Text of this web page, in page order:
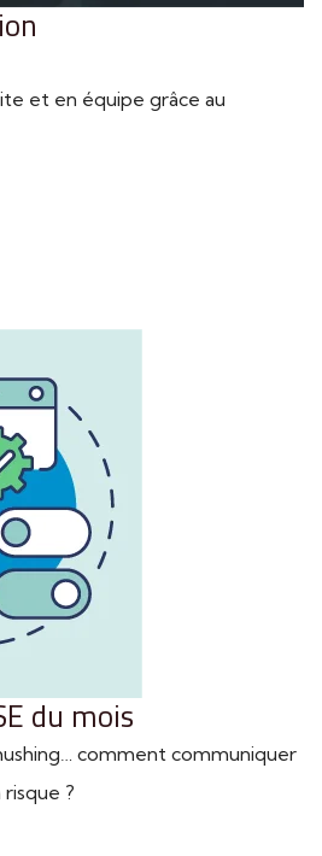
et en équipe grâce au
du mois
comment communiquer
?